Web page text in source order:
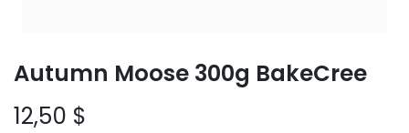
Autumn Moose 300g BakeCree
12,50 $